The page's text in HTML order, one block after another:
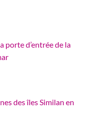
porte d’entrée de la
des îles Similan en